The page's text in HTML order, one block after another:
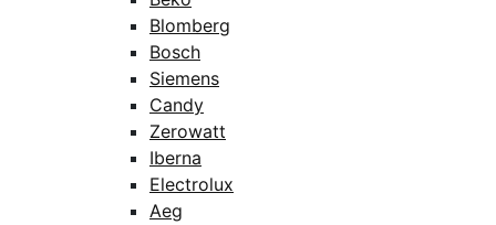
Blomberg
Bosch
Siemens
Candy
Zerowatt
Iberna
Electrolux
Aeg